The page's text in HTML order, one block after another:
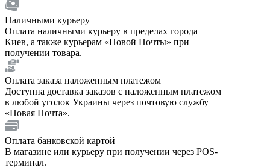
Наличными курьеру
Оплата наличными курьеру в пределах города
Киев, а также курьерам «Новой Почты» при
получении товара.
Оплата заказа наложенным платежом
Доступна доставка заказов с наложенным платежом
в любой уголок Украины через почтовую службу
«Новая Почта».
Оплата банковской картой
В магазине или курьеру при получении через POS-
терминал.